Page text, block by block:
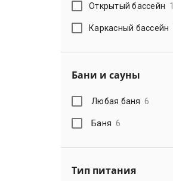
Открытый бассейн 1
Каркасный бассейн
Бани и сауны
Любая баня 6
Баня 6
Тип питания